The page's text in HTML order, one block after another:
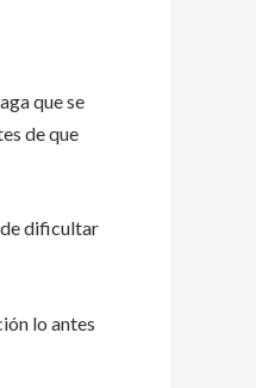
que se
de que
dificultar
lo antes